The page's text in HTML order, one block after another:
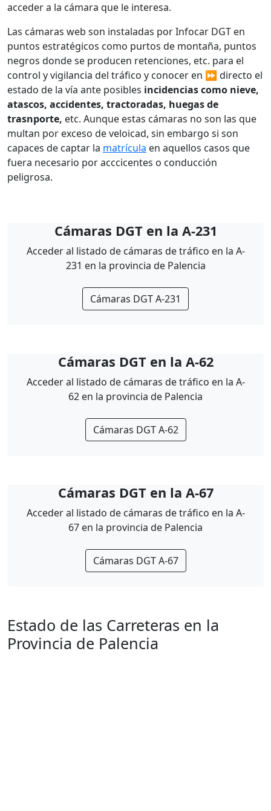
acceder a la cámara que le interesa.
Las cámaras web son instaladas por Infocar DGT en
puntos estratégicos como purtos de montaña, puntos
negros donde se producen retenciones, etc. para el
control y vigilancia del tráfico y conocer en ⏩ directo el
estado de la vía ante posibles incidencias como nieve,
atascos, accidentes, tractoradas, huegas de
trasnporte, etc. Aunque estas cámaras no son las que
multan por exceso de veloicad, sin embargo si son
capaces de captar la matrícula en aquellos casos que
fuera necesario por acccicentes o conducción
peligrosa.
Cámaras DGT en la A-231
Acceder al listado de cámaras de tráfico en la A-
231 en la provincia de Palencia
Cámaras DGT A-231
Cámaras DGT en la A-62
Acceder al listado de cámaras de tráfico en la A-
62 en la provincia de Palencia
Cámaras DGT A-62
Cámaras DGT en la A-67
Acceder al listado de cámaras de tráfico en la A-
67 en la provincia de Palencia
Cámaras DGT A-67
Estado de las Carreteras en la
Provincia de Palencia